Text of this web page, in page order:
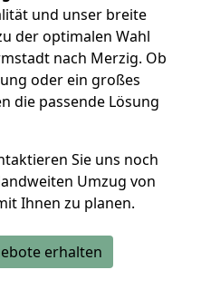
und unser breite
der optimalen Wahl
nach Merzig. Ob
oder ein großes
die passende Lösung
Sie uns noch
Umzug von
Ihnen zu planen.
erhalten